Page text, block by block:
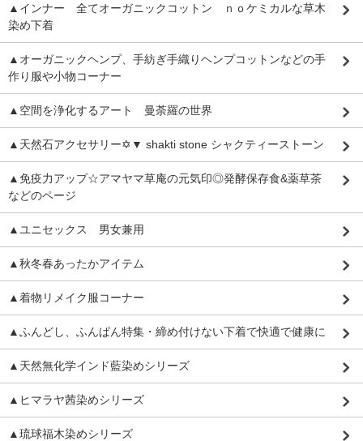
▲インナー 全てオーガニックコットン ｎｏケミカルな草木
染め下着
▲オーガニックヘンプ、手紡ぎ手織りヘンプコットンなどの手
作り服や小物コーナー
▲空間を浄化するアート 曼荼羅の世界
▲天然石アクセサリー✡▼ shakti stone シャクティーストーン
▲免疫力アップ☆アマヤマ草庵の元気印◎発酵保存食&薬草茶
などのページ
▲ユニセックス 男女兼用
▲秋冬春あったかアイテム
▲着物リメイク服コーナー
▲ふんどし、ふんぱん特集・締め付けない下着で快適で健康に
▲天然無化学インド藍染めシリーズ
▲ヒマラヤ茜染めシリーズ
▲琉球福木染めシリーズ